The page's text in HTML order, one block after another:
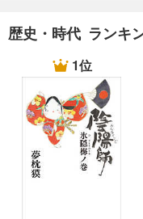
歴史・時代 ランキ
1位